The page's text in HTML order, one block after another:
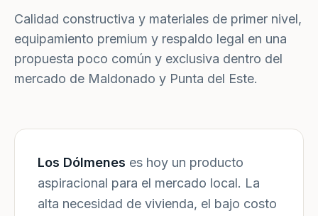
Calidad constructiva y materiales de primer nivel,
equipamiento premium y respaldo legal en una
propuesta poco común y exclusiva dentro del
mercado de Maldonado y Punta del Este.
Los Dólmenes es hoy un producto
aspiracional para el mercado local. La
alta necesidad de vivienda, el bajo costo